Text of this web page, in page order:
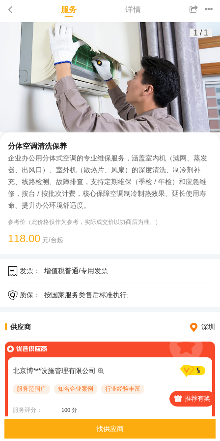
服务 详情
1 / 1
分体空调清洗保养
企业办公用分体式空调的专业维保服务，涵盖室内机（滤网、蒸发
器、出风口）、室外机（散热片、风扇）的深度清洗、制冷剂补
充、线路检测、故障排查，支持定期维保（季检 / 年检）和应急维
修，按台 / 按批次计费，核心保障空调制冷制热效果、延长使用寿
命、提升办公环境舒适度。
参考价（此价格仅作为参考，实际成交价以协商后为准。）
118.00 元/台起
发票： 增值税普通/专用发票
质保： 按国家服务类售后标准执行;
供应商 深圳
北京博***设施管理有限公司
服务范围广 知名企业案例 行业经验丰富
服务评分： 100 分
建筑业企业资质、设计资质、安全生产许可证
案例信息： 暂未上传案例项目
推荐有奖
找供应商